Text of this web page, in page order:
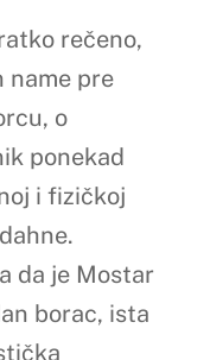
rečeno,
name pre
o
ponekad
i fizičkoj
da je Mostar
borac, ista